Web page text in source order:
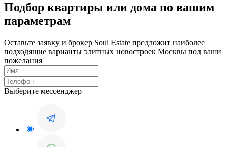
Подбор квартиры или дома по вашим
параметрам
Оставьте заявку и брокер Soul Estate предложит наиболее
подходящие варианты элитных новостроек Москвы под ваши
пожелания
Выберите мессенджер